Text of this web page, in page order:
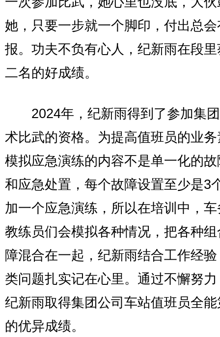
她，只要一步就一个脚印，付出总
报。功夫不负有心人，纪新雨在段
二名的好成绩。
2024年，纪新雨得到了参加集
术比武的资格。为提高值班员的业
模拟应急演练的内容不是单一化的
和应急处置，每个故障设置至少是3
加一个应急演练，所以在培训中，
教练员们会模拟各种情况，把各种
障混合在一起，纪新雨结合工作经
类问题扎实记在心里。通过不懈努
纪新雨取得集团公司车站值班员全
的优异成绩。